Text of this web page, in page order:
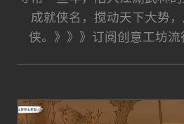
成就侠名，搅动天下大势
侠。》》》订阅创意工坊流